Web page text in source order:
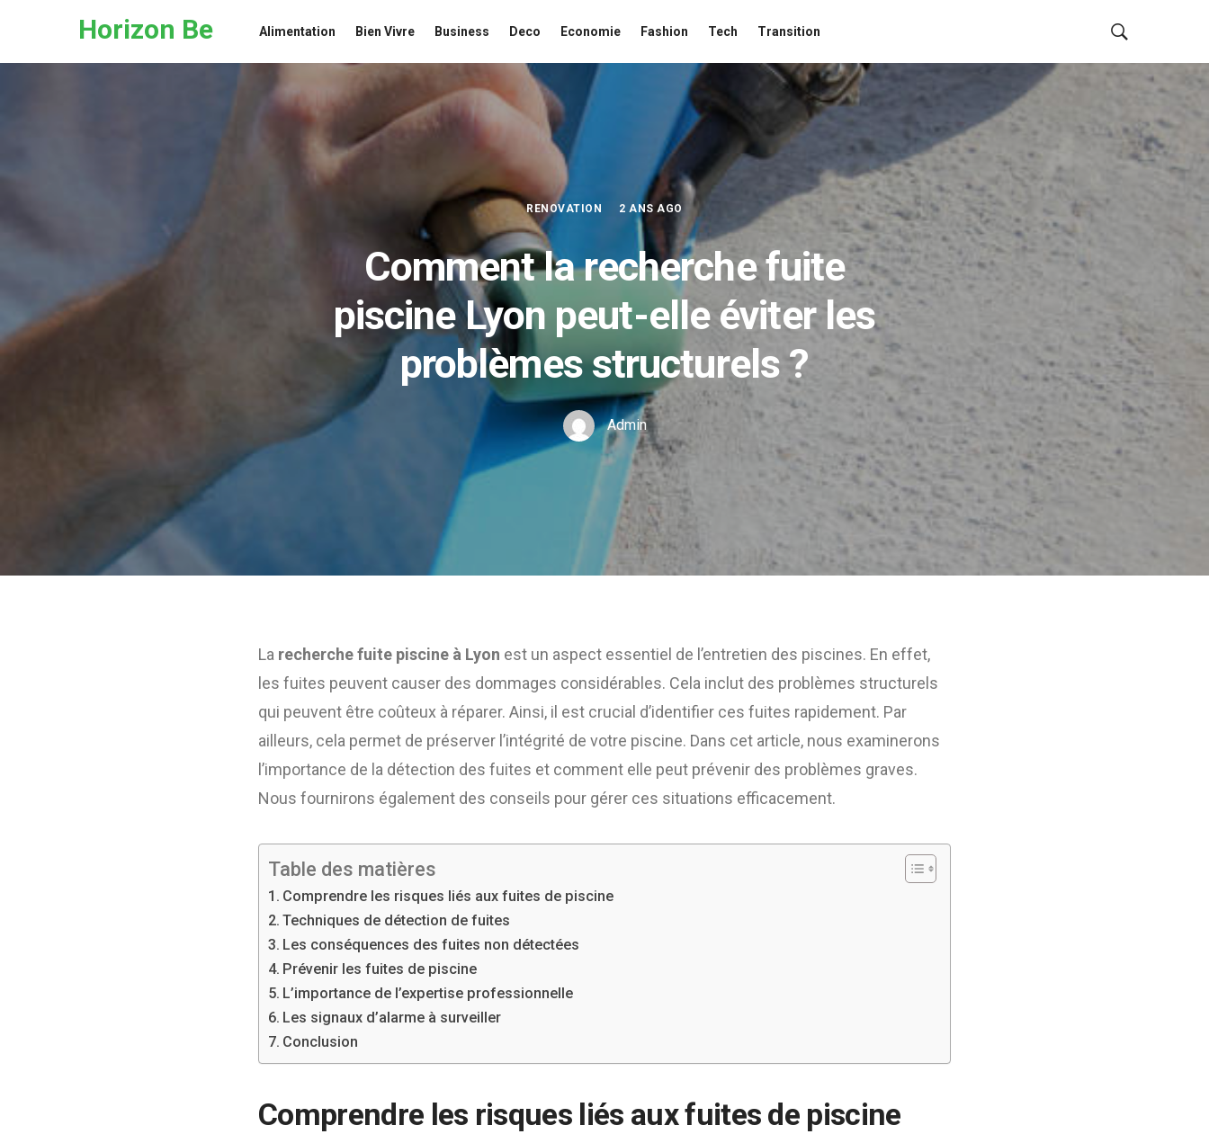
Horizon Be Alimentation Bien Vivre Business Deco Economie Fashion Tech Transition
RENOVATION 2 ANS AGO
Comment la recherche fuite
piscine Lyon peut-elle éviter les
problèmes structurels ?
Admin
La recherche fuite piscine à Lyon est un aspect essentiel de l’entretien des piscines. En effet,
les fuites peuvent causer des dommages considérables. Cela inclut des problèmes structurels
qui peuvent être coûteux à réparer. Ainsi, il est crucial d’identifier ces fuites rapidement. Par
ailleurs, cela permet de préserver l’intégrité de votre piscine. Dans cet article, nous examinerons
l’importance de la détection des fuites et comment elle peut prévenir des problèmes graves.
Nous fournirons également des conseils pour gérer ces situations efficacement.
Table des matières
Comprendre les risques liés aux fuites de piscine
Techniques de détection de fuites
Les conséquences des fuites non détectées
Prévenir les fuites de piscine
L’importance de l’expertise professionnelle
Les signaux d’alarme à surveiller
Conclusion
Comprendre les risques liés aux fuites de piscine